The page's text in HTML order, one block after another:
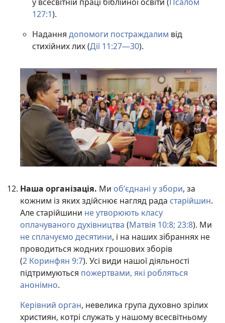
127:1).
Надання допомоги постраждалим від
стихійних лих (Дії 11:27—30).
Наша організація. Ми об’єднані у збори, за
кожним із яких здійснює нагляд рада старійшин.
Але старійшини не утворюють класу
оплачуваного духівництва (Матвія 10:8; 23:8). Ми
не сплачуємо десятини, і на наших зібраннях не
проводиться жодних грошових зборів
(2 Коринфян 9:7). Усі види нашої діяльності
підтримуються пожертвами, які робляться
анонімно.
Керівний орган, невелика група духовно зрілих
християн, котрі служать у нашому всесвітньому